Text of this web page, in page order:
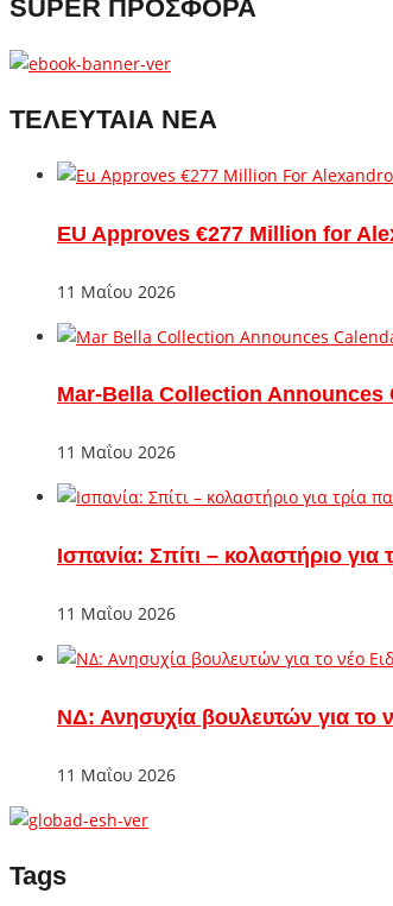
SUPER ΠΡΟΣΦΟΡΑ
ΤΕΛΕΥΤΑΙΑ ΝΕΑ
EU Approves €277 Million for
11 Μαΐου 2026
Mar-Bella Collection Announces
11 Μαΐου 2026
Ισπανία: Σπίτι – κολαστήριο
11 Μαΐου 2026
ΝΔ: Ανησυχία βουλευτών για το
11 Μαΐου 2026
Tags